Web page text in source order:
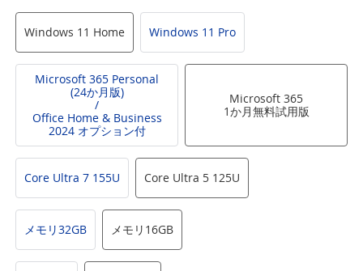
Windows 11 Home Windows 11 Pro
Microsoft 365 Personal
(24か月版)
/
Office Home & Business
2024 オプション付
Microsoft 365
1か月無料試用版
Core Ultra 7 155U Core Ultra 5 125U
メモリ32GB メモリ16GB